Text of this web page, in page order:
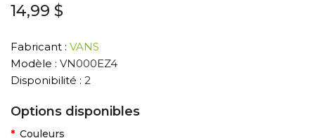
14,99 $
Fabricant : VANS
Modèle : VN000EZ4
Disponibilité : 2
Options disponibles
Couleurs